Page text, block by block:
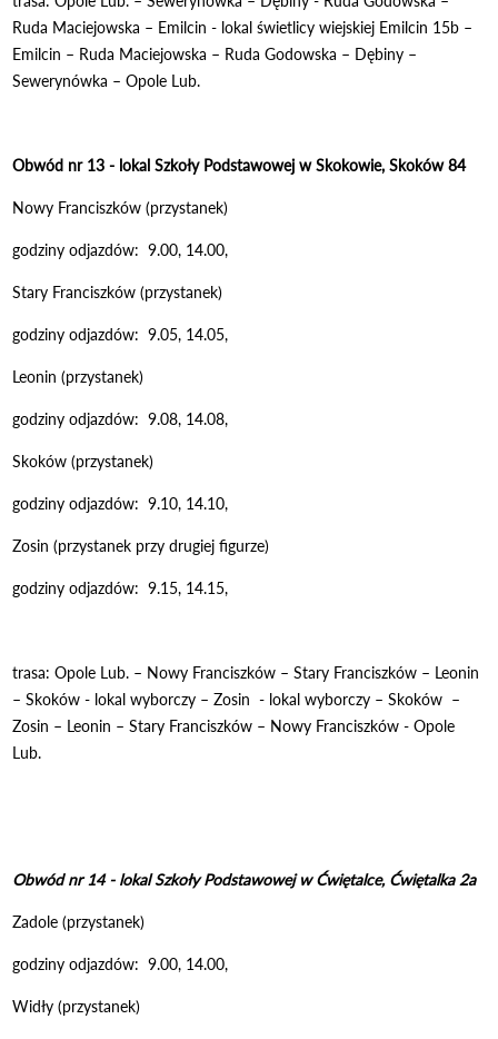
Ruda Maciejowska – Emilcin - lokal świetlicy wiejskiej Emilcin 15b –
Emilcin – Ruda Maciejowska – Ruda Godowska – Dębiny –
Sewerynówka – Opole Lub.
Obwód nr 13 - lokal Szkoły Podstawowej w Skokowie, Skoków 84
Nowy Franciszków (przystanek)
godziny odjazdów: 9.00, 14.00,
Stary Franciszków (przystanek)
godziny odjazdów: 9.05, 14.05,
Leonin (przystanek)
godziny odjazdów: 9.08, 14.08,
Skoków (przystanek)
godziny odjazdów: 9.10, 14.10,
Zosin (przystanek przy drugiej figurze)
godziny odjazdów: 9.15, 14.15,
trasa: Opole Lub. – Nowy Franciszków – Stary Franciszków – Leonin
– Skoków - lokal wyborczy – Zosin - lokal wyborczy – Skoków –
Zosin – Leonin – Stary Franciszków – Nowy Franciszków - Opole
Lub.
Obwód nr 14 - lokal Szkoły Podstawowej w Ćwiętalce, Ćwiętalka 2a
Zadole (przystanek)
godziny odjazdów: 9.00, 14.00,
Widły (przystanek)